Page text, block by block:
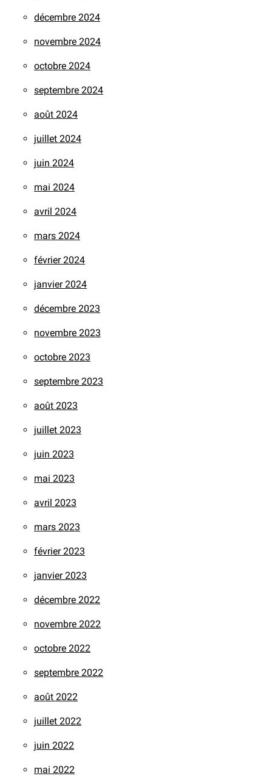
décembre 2024
novembre 2024
octobre 2024
septembre 2024
août 2024
juillet 2024
juin 2024
mai 2024
avril 2024
mars 2024
février 2024
janvier 2024
décembre 2023
novembre 2023
octobre 2023
septembre 2023
août 2023
juillet 2023
juin 2023
mai 2023
avril 2023
mars 2023
février 2023
janvier 2023
décembre 2022
novembre 2022
octobre 2022
septembre 2022
août 2022
juillet 2022
juin 2022
mai 2022